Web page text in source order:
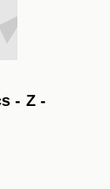
- Z -